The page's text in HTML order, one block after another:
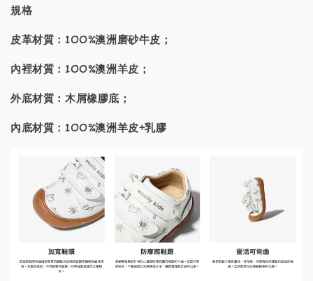
規格
皮革材質：100%澳洲磨砂牛皮；
內裡材質：100%澳洲羊皮；
外底材質：木屑橡膠底；
內底材質：100%澳洲羊皮+乳膠